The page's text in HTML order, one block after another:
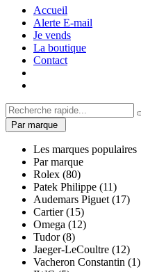
Accueil
Alerte E-mail
Je vends
La boutique
Contact
Par marque
Les marques populaires
Par marque
Rolex (80)
Patek Philippe (11)
Audemars Piguet (17)
Cartier (15)
Omega (12)
Tudor (8)
Jaeger-LeCoultre (12)
Vacheron Constantin (1)